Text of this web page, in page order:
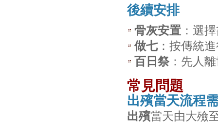
後續安排
骨灰安置 ：選
做七：按傳統
百日祭：先人
常見問題
出殯當天流程
出殯當天由大殮